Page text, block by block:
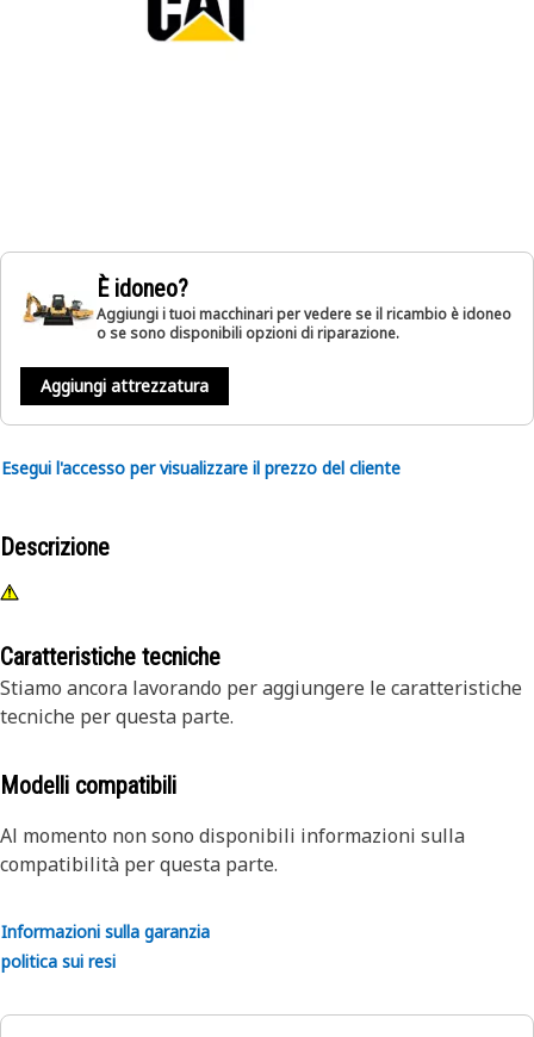
È idoneo?
Aggiungi i tuoi macchinari per vedere se il ricambio è idoneo
o se sono disponibili opzioni di riparazione.
Aggiungi attrezzatura
Esegui l'accesso per visualizzare il prezzo del cliente
Descrizione
Caratteristiche tecniche
Stiamo ancora lavorando per aggiungere le caratteristiche
tecniche per questa parte.
Modelli compatibili
Al momento non sono disponibili informazioni sulla
compatibilità per questa parte.
Informazioni sulla garanzia
politica sui resi